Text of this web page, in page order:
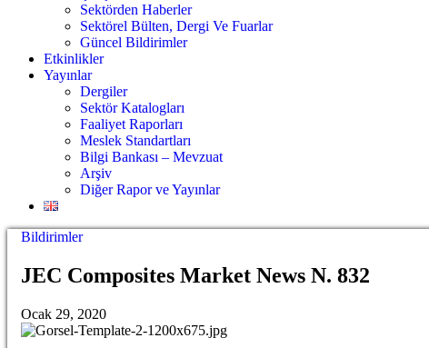
Sektörden Haberler
Sektörel Bülten, Dergi Ve Fuarlar
Güncel Bildirimler
Etkinlikler
Yayınlar
Dergiler
Sektör Katalogları
Faaliyet Raporları
Meslek Standartları
Bilgi Bankası – Mevzuat
Arşiv
Diğer Rapor ve Yayınlar
Bildirimler
JEC Composites Market News N. 832
Ocak 29, 2020